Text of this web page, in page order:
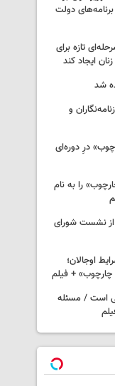
دولت
تازه برای
ایجاد کند
و
درِ دوره‌ای
را به نام
از نشست شورای
شرایط اوجالان؛
چارچوب» + فیلم
است / مسئله